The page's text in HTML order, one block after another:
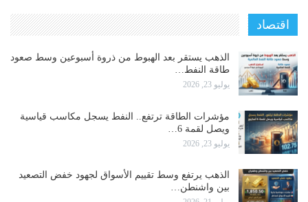
اقتصاد
الذهب يستقر بعد الهبوط من ذروة أسبوعين وسط صعود
طاقة النفط…
يوليو 23, 2026
مؤشرات الطاقة ترتفع.. النفط يسجل مكاسب قياسية
ويصل لقمة 6…
يوليو 23, 2026
الذهب يرتفع وسط تقييم الأسواق لجهود خفض التصعيد
بين واشنطن…